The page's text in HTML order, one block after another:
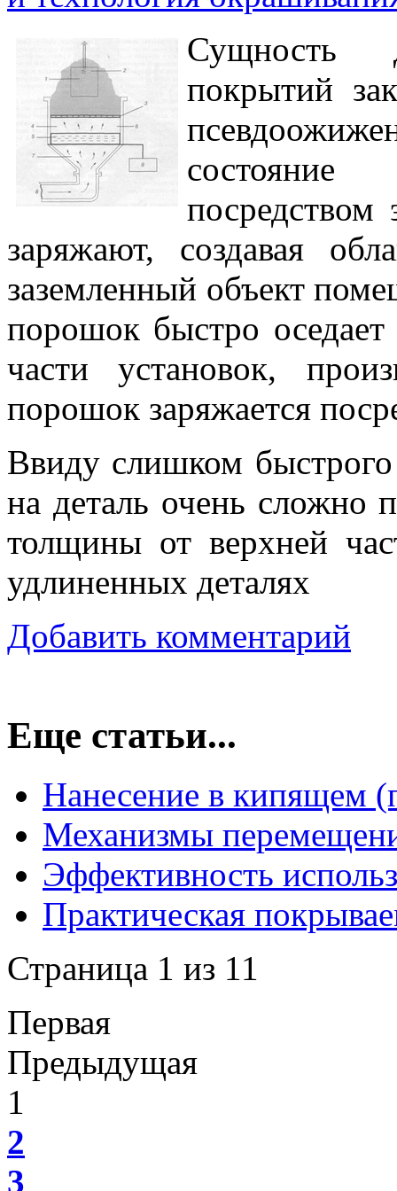
Сущность
покрытий
состояние
посредством
заряжают, создавая
заземленный объект
порошок быстро
части установок,
порошок заряжается
Ввиду слишком
на деталь очень сложно
толщины от верхней
удлиненных деталях
Добавить комментарий
Еще статьи...
Нанесение в кипящем
Механизмы
Эффективность
Практическая
Страница 1 из 11
Первая
Предыдущая
1
2
3